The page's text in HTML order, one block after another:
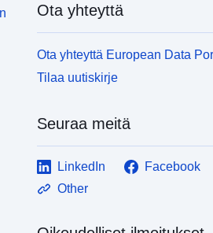
Ota yhteyttä
Ota yhteyttä European Data
Tilaa uutiskirje
Seuraa meitä
LinkedIn Facebook
Other